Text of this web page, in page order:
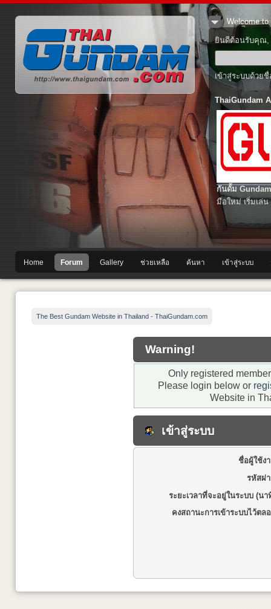
Welcome to
ยินดีต้อนรับคุณ,
เข้าสู่ระบบด้วย
ThaiGundam
กันดั้ม
มือใหม่ เริ่มเล่น
Home Forum Gallery ช่วยเหลือ ค้นหา เข้าสู่ระบบ
The Best Gundam Website in Thailand - ThaiGundam.com
Warning!
Only registered
Please login below or
Website in
เข้าสู่ระบบ
ชื่อผู้ใช้ง
รหัสผ่
ระยะเวลาที่จะอยู่ในระบบ (นา
คงสถานะการเข้าระบบไว้ตล